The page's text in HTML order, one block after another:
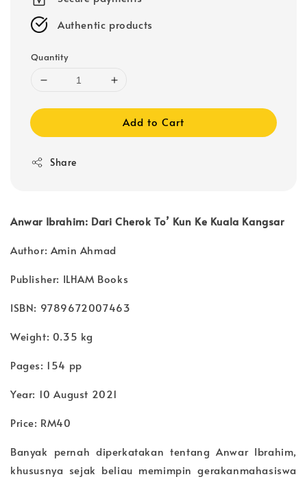
Authentic products
Quantity
Add to Cart
Share
Anwar Ibrahim: Dari Cherok To’ Kun Ke Kuala Kangsar
Author: Amin Ahmad
Publisher: ILHAM Books
ISBN: 9789672007463
Weight: 0.35 kg
Pages: 154 pp
Year: 10 August 2021
Price: RM40
Banyak pernah diperkatakan tentang Anwar Ibrahim,
khususnya sejak beliau memimpin gerakanmahasiswa